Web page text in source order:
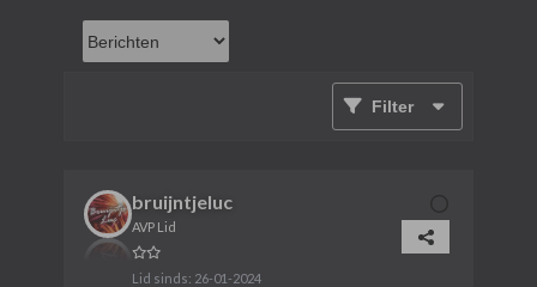
Filter
bruijntjeluc
AVP Lid
Lid sinds: 26-01-2024